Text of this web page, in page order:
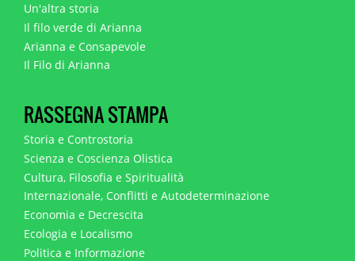
Un'altra storia
Il filo verde di Arianna
Arianna e Consapevole
Il Filo di Arianna
RASSEGNA STAMPA
Storia e Controstoria
Scienza e Coscienza Olistica
Cultura, Filosofia e Spiritualità
Internazionale, Conflitti e Autodeterminazione
Economia e Decrescita
Ecologia e Localismo
Politica e Informazione